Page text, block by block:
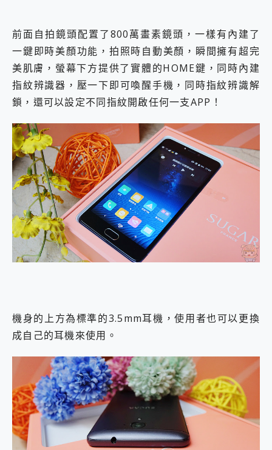
前面自拍鏡頭配置了800萬畫素鏡頭，一樣有內建了
一鍵即時美顏功能，拍照時自動美顏，瞬間擁有超完
美肌膚，螢幕下方提供了實體的HOME鍵，同時內建
指紋辨識器，壓一下即可喚醒手機，同時指紋辨識解
鎖，還可以設定不同指紋開啟任何一支APP！
機身的上方為標準的3.5mm耳機，使用者也可以更換
成自己的耳機來使用。